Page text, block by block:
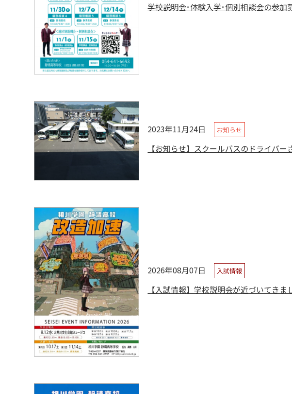
学校説明会･体験入学･個別相談会の参加
2023年11月24日 お知らせ
【お知らせ】スクールバスのドライバー
2026年08月07日 入試情報
【入試情報】学校説明会が近づいてきま